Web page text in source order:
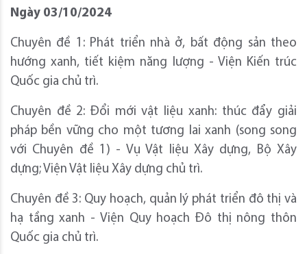
Ngày 03/10/2024
Chuyên đề 1: Phát triển nhà ở, bất động sản theo
hướng xanh, tiết kiệm năng lượng - Viện Kiến trúc
Quốc gia chủ trì.
Chuyên đề 2: Đổi mới vật liệu xanh: thúc đẩy giải
pháp bền vững cho một tương lai xanh (song song
với Chuyên đề 1) - Vụ Vật liệu Xây dựng, Bộ Xây
dựng; Viện Vật liệu Xây dựng chủ trì.
Chuyên đề 3: Quy hoạch, quản lý phát triển đô thị và
hạ tầng xanh - Viện Quy hoạch Đô thị nông thôn
Quốc gia chủ trì.